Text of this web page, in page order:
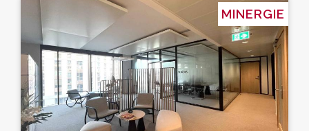
MINERGIE